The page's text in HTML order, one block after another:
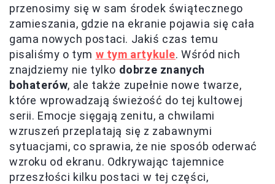
przenosimy się w sam środek świątecznego
zamieszania, gdzie na ekranie pojawia się cała
gama nowych postaci. Jakiś czas temu
pisaliśmy o tym w tym artykule. Wśród nich
znajdziemy nie tylko dobrze znanych
bohaterów, ale także zupełnie nowe twarze,
które wprowadzają świeżość do tej kultowej
serii. Emocje sięgają zenitu, a chwilami
wzruszeń przeplatają się z zabawnymi
sytuacjami, co sprawia, że nie sposób oderwać
wzroku od ekranu. Odkrywając tajemnice
przeszłości kilku postaci w tej części,